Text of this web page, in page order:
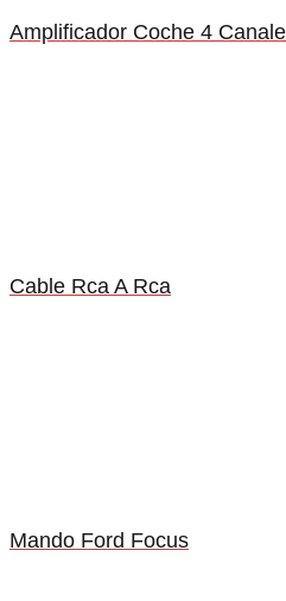
Amplificador Coche 4
Cable Rca A Rca
Mando Ford Focus